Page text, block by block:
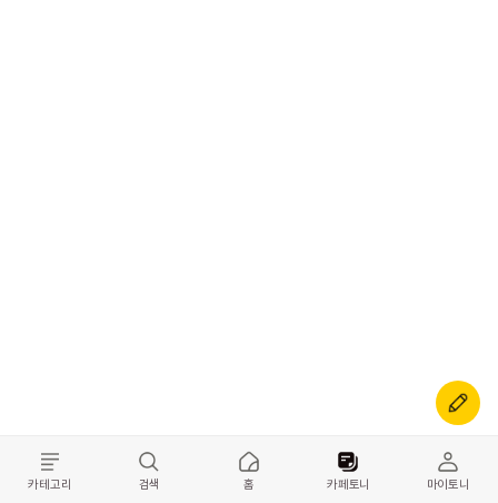
카테고리 검색 홈 카페토니 마이토니